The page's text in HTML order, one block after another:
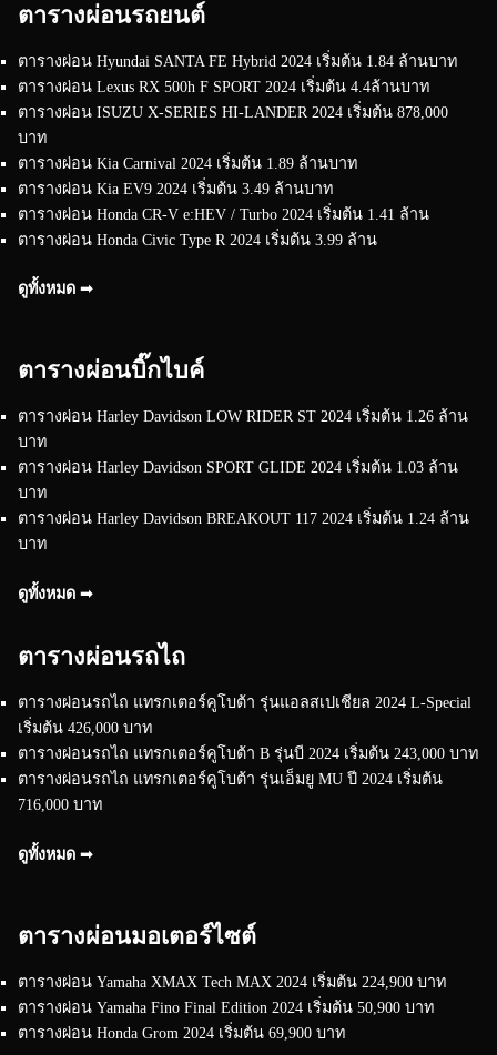
ตารางผ่อนรถยนต์
ตารางผ่อน Hyundai SANTA FE Hybrid 2024 เริ่มต้น 1.84 ล้านบาท
ตารางผ่อน Lexus RX 500h F SPORT 2024 เริ่มต้น 4.4ล้านบาท
ตารางผ่อน ISUZU X-SERIES HI-LANDER 2024 เริ่มต้น 878,000
บาท
ตารางผ่อน Kia Carnival 2024 เริ่มต้น 1.89 ล้านบาท
ตารางผ่อน Kia EV9 2024 เริ่มต้น 3.49 ล้านบาท
ตารางผ่อน Honda CR-V e:HEV / Turbo 2024 เริ่มต้น 1.41 ล้าน
ตารางผ่อน Honda Civic Type R 2024 เริ่มต้น 3.99 ล้าน
ดูทั้งหมด ➟
ตารางผ่อนบิ๊กไบค์
ตารางผ่อน Harley Davidson LOW RIDER ST 2024 เริ่มต้น 1.26 ล้าน
บาท
ตารางผ่อน Harley Davidson SPORT GLIDE 2024 เริ่มต้น 1.03 ล้าน
บาท
ตารางผ่อน Harley Davidson BREAKOUT 117 2024 เริ่มต้น 1.24 ล้าน
บาท
ดูทั้งหมด ➟
ตารางผ่อนรถไถ
ตารางผ่อนรถไถ แทรกเตอร์คูโบต้า รุ่นแอลสเปเชียล 2024 L-Special
เริ่มต้น 426,000 บาท
ตารางผ่อนรถไถ แทรกเตอร์คูโบต้า B รุ่นบี 2024 เริ่มต้น 243,000 บาท
ตารางผ่อนรถไถ แทรกเตอร์คูโบต้า รุ่นเอ็มยู MU ปี 2024 เริ่มต้น
716,000 บาท
ดูทั้งหมด ➟
ตารางผ่อนมอเตอร์ไซต์
ตารางผ่อน Yamaha XMAX Tech MAX 2024 เริ่มต้น 224,900 บาท
ตารางผ่อน Yamaha Fino Final Edition 2024 เริ่มต้น 50,900 บาท
ตารางผ่อน Honda Grom 2024 เริ่มต้น 69,900 บาท